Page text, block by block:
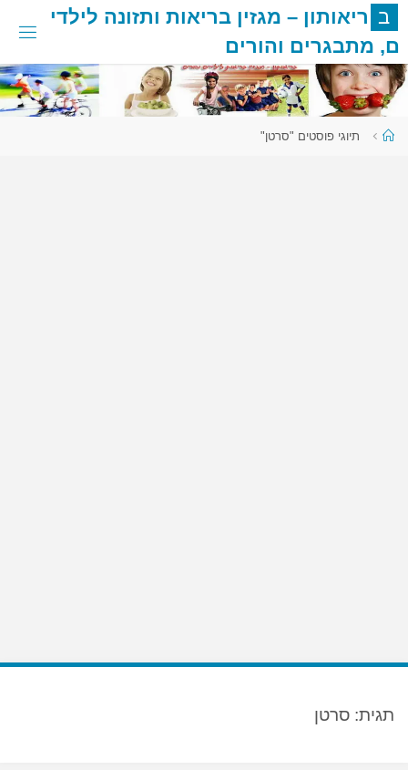
דלגו
לתוכן
ב ריאותון – מגזין בריאות ותזונה לילדי
ם, מתבגרים והורים
עמוד תיוגי פוסטים "סרטן"
תגית: סרטן